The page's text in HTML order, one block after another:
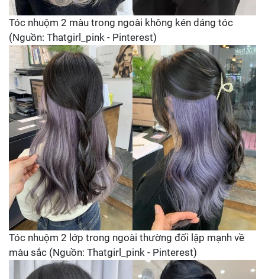
Tóc nhuộm 2 màu trong ngoài không kén dáng tóc
(Nguồn: Thatgirl_pink - Pinterest)
Tóc nhuộm 2 lớp trong ngoài thường đối lập mạnh về
màu sắc (Nguồn: Thatgirl_pink - Pinterest)